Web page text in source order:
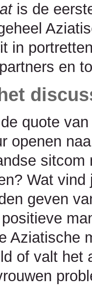
is de
in
en
quote
openen
Wat
geven
Aziatische
of valt het